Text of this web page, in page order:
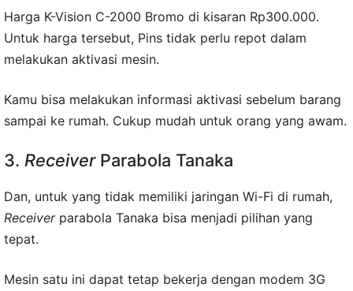
Harga K-Vision C-2000 Bromo di kisaran Rp300.000.
Untuk harga tersebut, Pins tidak perlu repot dalam
melakukan aktivasi mesin.
Kamu bisa melakukan informasi aktivasi sebelum barang
sampai ke rumah. Cukup mudah untuk orang yang awam.
3. ReceiverParabola Tanaka
Dan, untuk yang tidak memiliki jaringan Wi-Fi di rumah,
Receiverparabola Tanaka bisa menjadi pilihan yang
tepat.
Mesin satu ini dapat tetap bekerja dengan modem 3G